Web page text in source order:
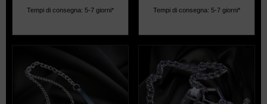
Tempi di consegna: 5-7 giorni* Tempi di consegna: 5-7 giorni*